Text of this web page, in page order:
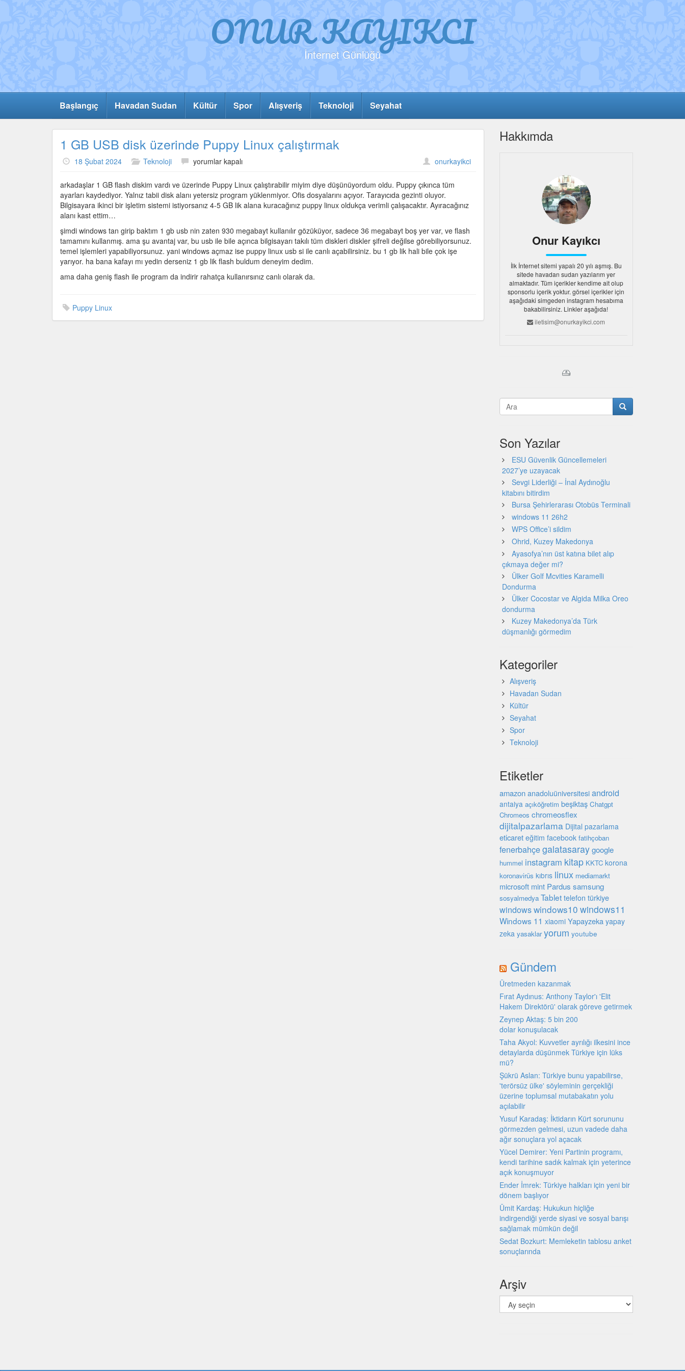
ONUR KAYIKCI
İnternet Günlüğü
Başlangıç Havadan Sudan Kültür Spor Alışveriş Teknoloji Seyahat
1 GB USB disk üzerinde Puppy Linux çalıştırmak
18 Şubat 2024 Teknoloji
1
USB
disk
üzerinde
çalıştırmak
için
yorumlar kapalı onurkayikci
arkadaşlar 1 GB flash diskim vardı ve üzerinde Puppy Linux çalıştırabilir miyim diye düşünüyordum oldu. Puppy çıkınca tüm
ayarları kaydediyor. Yalnız tabii disk alanı yetersiz program yüklenmiyor. Ofis dosyalarını açıyor. Tarayıcıda gezinti oluyor.
Bilgisayara ikinci bir işletim sistemi istiyorsanız 4-5 GB lik alana kuracağınız puppy linux oldukça verimli çalışacaktır. Ayıracağınız
alanı kast ettim…
şimdi windows tan girip baktım 1 gb usb nin zaten 930 megabayt kullanılır gözüküyor, sadece 36 megabayt boş yer var, ve flash
tamamını kullanmış. ama şu avantaj var, bu usb ile bile açınca bilgisayarı takılı tüm diskleri diskler şifreli değilse görebiliyorsunuz.
temel işlemleri yapabiliyorsunuz. yani windows açmaz ise puppy linux usb si ile canlı açabilirsiniz. bu 1 gb lik hali bile çok işe
yarıyor. ha bana kafayı mı yedin derseniz 1 gb lik flash buldum deneyim dedim.
ama daha geniş flash ile program da indirir rahatça kullanırsınız canlı olarak da.
Puppy Linux
Hakkımda
Onur Kayıkcı
İlk İnternet sitemi yapalı 20 yılı aşmış. Bu
sitede havadan sudan yazılarım yer
almaktadır. Tüm içerikler kendime ait olup
sponsorlu içerik yoktur. görsel içerikler için
aşağıdaki simgeden instagram hesabıma
bakabilirsiniz. Linkler aşağıda!
iletisim@onurkayikci.com
Son Yazılar
ESU Güvenlik Güncellemeleri
2027’ye uzayacak
Sevgi Liderliği – İnal Aydınoğlu
kitabını bitirdim
Bursa Şehirlerarası Otobüs Terminali
windows 11 26h2
WPS Office’i sildim
Ohrid, Kuzey Makedonya
Ayasofya’nın üst katına bilet alıp
çıkmaya değer mi?
Ülker Golf Mcvities Karamelli
Dondurma
Ülker Cocostar ve Algida Milka Oreo
dondurma
Kuzey Makedonya’da Türk
düşmanlığı görmedim
Kategoriler
Alışveriş
Havadan Sudan
Kültür
Seyahat
Spor
Teknoloji
Etiketler
amazon anadoluüniversitesi android
antalya açıköğretim beşiktaş Chatgpt
Chromeos chromeosflex
dijitalpazarlama Dijital pazarlama
eticaret eğitim facebook fatihçoban
fenerbahçegalatasaray google
hummel instagram kitap KKTC korona
koronavirüs kıbrıs linux mediamarkt
microsoft mint Pardus samsung
sosyalmedya Tablet telefon türkiye
windowswindows10 windows11
Windows 11 xiaomi Yapayzeka yapay
zeka yasaklar yorum youtube
Gündem
Üretmeden kazanmak
Fırat Aydınus: Anthony Taylor'ı 'Elit
Hakem Direktörü' olarak göreve getirmek
Zeynep Aktaş: 5 bin 200
dolar konuşulacak
Taha Akyol: Kuvvetler ayrılığı ilkesini ince
detaylarda düşünmek Türkiye için lüks
mü?
Şükrü Aslan: Türkiye bunu yapabilirse,
'terörsüz ülke' söyleminin gerçekliği
üzerine toplumsal mutabakatın yolu
açılabilir
Yusuf Karadaş: İktidarın Kürt sorununu
görmezden gelmesi, uzun vadede daha
ağır sonuçlara yol açacak
Yücel Demirer: Yeni Partinin programı,
kendi tarihine sadık kalmak için yeterince
açık konuşmuyor
Ender İmrek: Türkiye halkları için yeni bir
dönem başlıyor
Ümit Kardaş: Hukukun hiçliğe
indirgendiği yerde siyasi ve sosyal barışı
sağlamak mümkün değil
Sedat Bozkurt: Memleketin tablosu anket
sonuçlarında
Arşiv
Arşiv